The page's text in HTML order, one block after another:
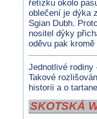
řetízku okolo
oblečení je dýka
Sgian Dubh.
nositel dýky
oděvu pak
Jednotlivé
Takové
historii a o
SKOTSKÁ